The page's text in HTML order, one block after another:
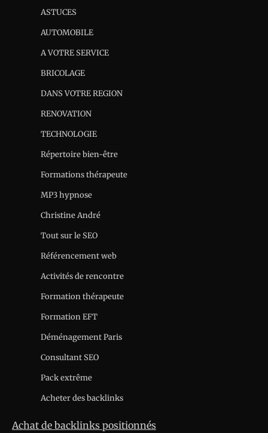
ASTUCES
AUTOMOBILE
A VOTRE SERVICE
BRICOLAGE
DANS VOTRE REGION
RENOVATION
TECHNOLOGIE
Répertoire bien-être
Formations thérapeute
MP3 hypnose
Christine André
Tout sur le SEO
Référencement web
Activités de rencontre
Formation thérapeute
Formation EFT
Déménagement Paris
Consultant SEO
Pack extrême
Acheter des backlinks
Achat de backlinks positionnés